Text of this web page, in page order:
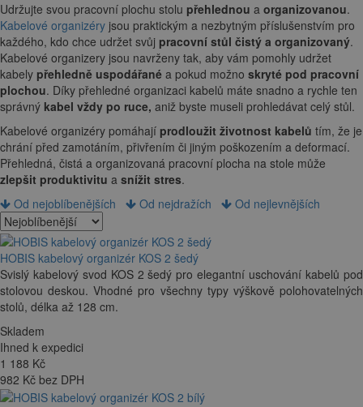
Udržujte svou pracovní plochu stolu přehlednou a organizovanou.
Kabelové organizéry jsou praktickým a nezbytným příslušenstvím pro
každého, kdo chce udržet svůj pracovní stůl čistý a organizovaný.
Kabelové organizery jsou navrženy tak, aby vám pomohly udržet
kabely přehledně uspodářané a pokud možno skryté pod pracovní
plochou. Díky přehledné organizaci kabelů máte snadno a rychle ten
správný kabel vždy po ruce, aniž byste museli prohledávat celý stůl.
Kabelové organizéry pomáhají prodloužit životnost kabelů tím, že je
chrání před zamotáním, přivřením či jiným poškozením a deformací.
Přehledná, čistá a organizovaná pracovní plocha na stole může
zlepšit produktivitu a snížit stres.
Od nejoblíbenějších
Od nejdražích Od nejlevnějších
HOBIS kabelový organizér KOS 2 šedý
Svislý kabelový svod KOS 2 šedý pro elegantní uschování kabelů pod
stolovou deskou. Vhodné pro všechny typy výškově polohovatelných
stolů, délka až 128 cm.
Skladem
Ihned k expedici
1 188 Kč
982 Kč bez DPH